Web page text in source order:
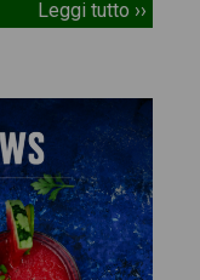
Leggi tutto ››